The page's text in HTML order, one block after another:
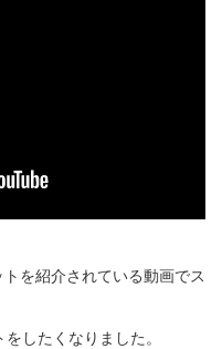
を紹介されている動画でス
したくなりました。